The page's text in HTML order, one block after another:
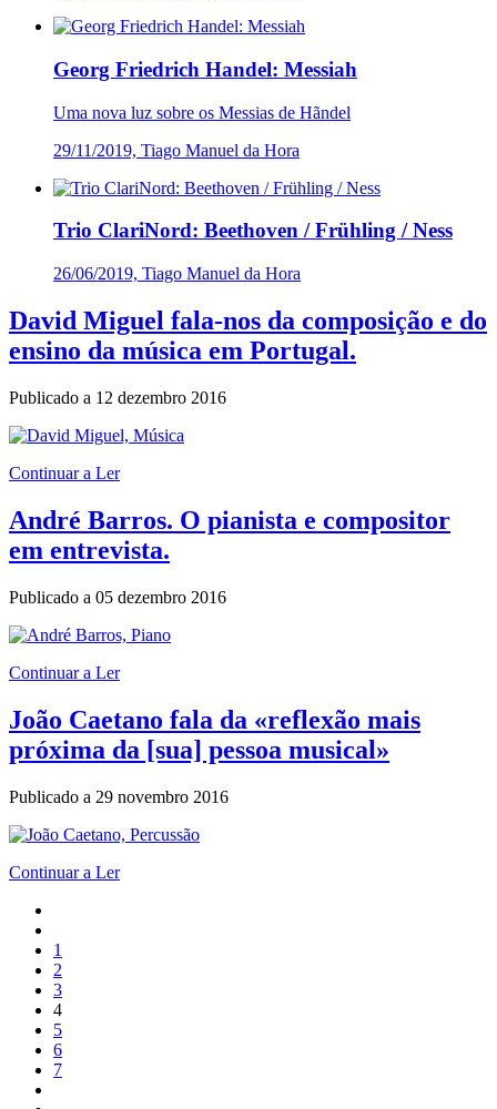
Georg Friedrich Handel: Messiah
Uma nova luz sobre os Messias de Hãndel
29/11/2019, Tiago Manuel da Hora
Trio ClariNord: Beethoven / Frühling / Ness
26/06/2019, Tiago Manuel da Hora
David Miguel fala-nos da composição e do
ensino da música em Portugal.
Publicado a 12 dezembro 2016
Continuar a Ler
André Barros. O pianista e compositor
em entrevista.
Publicado a 05 dezembro 2016
Continuar a Ler
João Caetano fala da «reflexão mais
próxima da [sua] pessoa musical»
Publicado a 29 novembro 2016
Continuar a Ler
1
2
3
4
5
6
7